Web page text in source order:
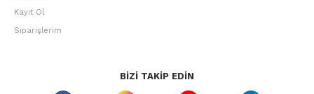
Kayıt Ol
Siparişlerim
BIZI TAKIP EDIN